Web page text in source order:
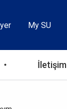
My SU
İletişim